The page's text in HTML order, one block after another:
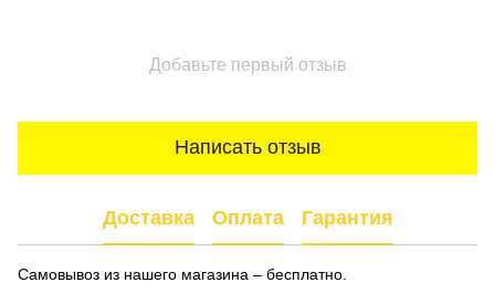
Добавьте первый отзыв
Написать отзыв
Доставка Оплата Гарантия
Самовывоз из нашего магазина – бесплатно.